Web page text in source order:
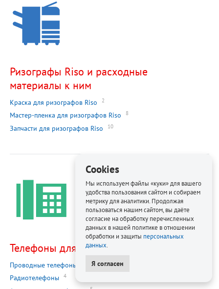
Ризографы Riso и расходные
материалы к ним
Краска для ризографов Riso 2
Мастер-пленка для ризографов Riso 8
Запчасти для ризографов Riso 10
Телефоны для офиса
Проводные телефоны
Радиотелефоны 4
Cookies
Мы используем файлы «куки» для вашего
удобства пользования сайтом и собираем
метрику для аналитики. Продолжая
пользоваться нашим сайтом, вы даёте
согласие на обработку перечисленных
данных в нашей политике в отношении
обработки и защиты персональных
данных
Я согласен